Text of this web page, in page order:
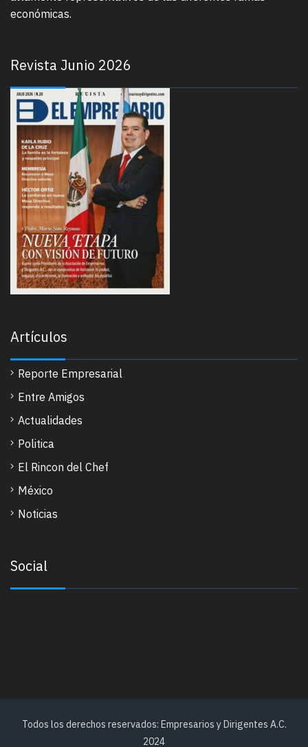
económicas.
Revista Junio 2026
Artículos
Reporte Empresarial
Entre Amigos
Actualidades
Politica
El Rincon del Chef
México
Noticias
Social
Todos los derechos reservados: Empresarios y Dirigentes A.C.
2024